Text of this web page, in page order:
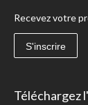
Recevez votre
S'inscrire
Téléchargez